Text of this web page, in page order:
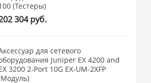
(Тестеры)
304 руб.
для сетевого
Juniper EX 4200 and
3200 2-Port 10G EX-UM-2XFP